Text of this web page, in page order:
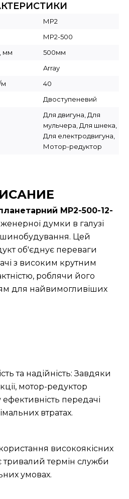
МР2
МР2-500
мм
500мм
Array
м
40
Двоступеневий
Для двигуна, Для
мульчера, Для шнека,
Для електродвигуна,
Мотор-редуктор
МР2-500-12-
думки в галузі
Цей
об'єднує переваги
з високим крутним
роблячи його
для найвимогливіших
та надійність: Завдяки
мотор-редуктор
передачі
втратах.
високоякісних
тривалий термін служби
умовах.